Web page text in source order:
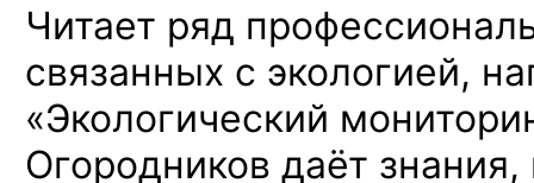
Читает ряд
связанных с экологией,
«Экологический
Огородников даёт